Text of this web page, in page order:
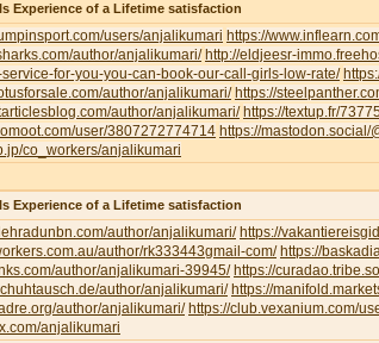
Experience of a Lifetime satisfaction
users/anjalikumari https://
author/anjalikumari/ http://eldjeesr-
for-you-you-can-book-our-call-girls-low-rate/
author/anjalikumari/ https://
author/anjalikumari/ https://textup.fr/
user/3807272774714 https://mastodon.social/
co_workers/anjalikumari
Experience of a Lifetime satisfaction
author/anjalikumari/ https://
author/rk333443gmail-com/ https://
author/anjalikumari-39945/ https://
author/anjalikumari/ https://
author/anjalikumari/ https://club.vexanium.com/
anjalikumari